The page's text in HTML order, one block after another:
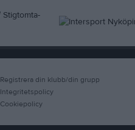
Registrera din klubb/din grupp
Integritetspolicy
Cookiepolicy